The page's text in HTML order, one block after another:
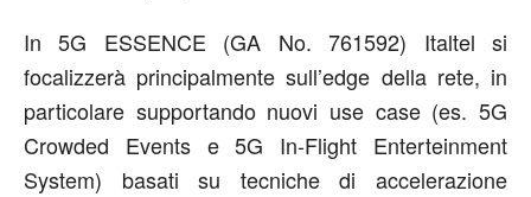
In 5G ESSENCE (GA No. 761592) Italtel si
focalizzerà principalmente sull’edge della rete, in
particolare supportando nuovi use case (es. 5G
Crowded Events e 5G In-Flight Enterteinment
System) basati su tecniche di accelerazione